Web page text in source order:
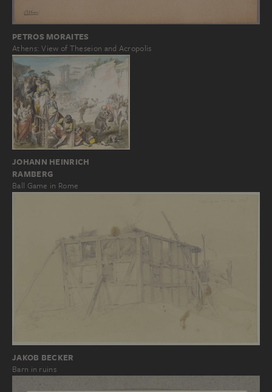
PETROS MORAITES
Athens: View of Theseion and Acropolis
JOHANN HEINRICH
RAMBERG
Ball Game in Rome
JAKOB BECKER
Barn in ruins